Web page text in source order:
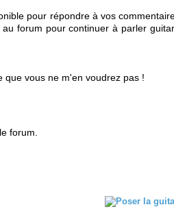
pour répondre à vos
au forum pour continuer à parler
que vous ne m'en voudrez pas !
forum.